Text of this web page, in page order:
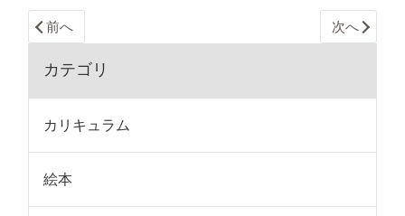
前へ 次へ
カテゴリ
カリキュラム
絵本